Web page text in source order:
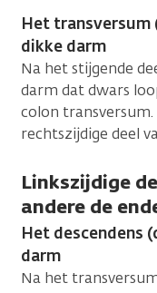
Het transversum
dikke darm
Na het stijgende
darm dat dwars
colon
rechtszijdige deel
Linkszijdige
andere de
Het descendens
darm
Na het